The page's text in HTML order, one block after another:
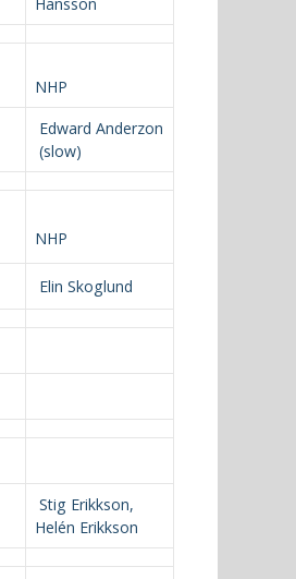
NHP
Edward Anderzon
(slow)
NHP
Elin Skoglund
Stig Erikkson,
Helén Erikkson